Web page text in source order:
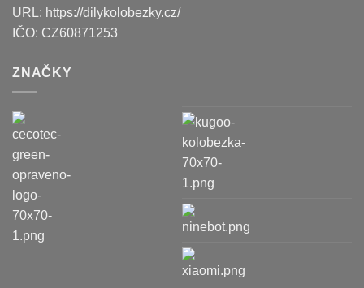
URL: https://dilykolobezky.cz/
IČO: CZ60871253
ZNAČKY